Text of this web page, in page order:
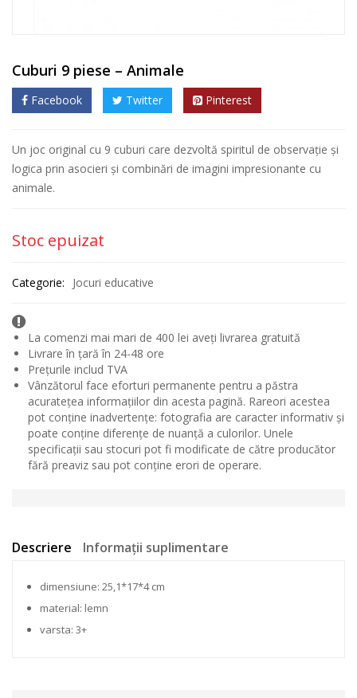
Cuburi 9 piese – Animale
Facebook Twitter Pinterest
Un joc original cu 9 cuburi care dezvoltă spiritul de observație și
logica prin asocieri și combinări de imagini impresionante cu
animale.
Stoc epuizat
Categorie: Jocuri educative
La comenzi mai mari de 400 lei aveți livrarea gratuită
Livrare în țară în 24-48 ore
Prețurile includ TVA
Vânzătorul face eforturi permanente pentru a păstra
acuratețea informațiilor din acesta pagină. Rareori acestea
pot conține inadvertențe: fotografia are caracter informativ și
poate conține diferențe de nuanță a culorilor. Unele
specificații sau stocuri pot fi modificate de către producător
fără preaviz sau pot conține erori de operare.
Descriere Informații suplimentare
dimensiune: 25,1*17*4 cm
material: lemn
varsta: 3+